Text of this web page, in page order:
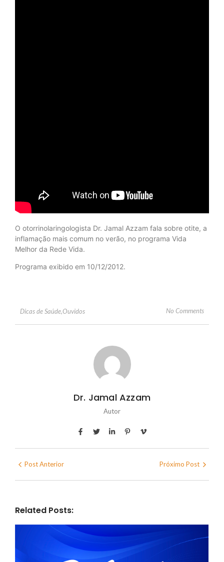
O otorrinolaringologista Dr. Jamal Azzam fala sobre otite, a
inflamação mais comum no verão, no programa Vida
Melhor da Rede Vida.
Programa exibido em 10/12/2012.
Dicas de Saúde,Ouvidos No Comments
Dr. Jamal Azzam
Autor
Post Anterior Próximo Post
Related Posts: